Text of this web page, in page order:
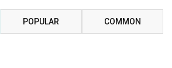
POPULAR COMMON